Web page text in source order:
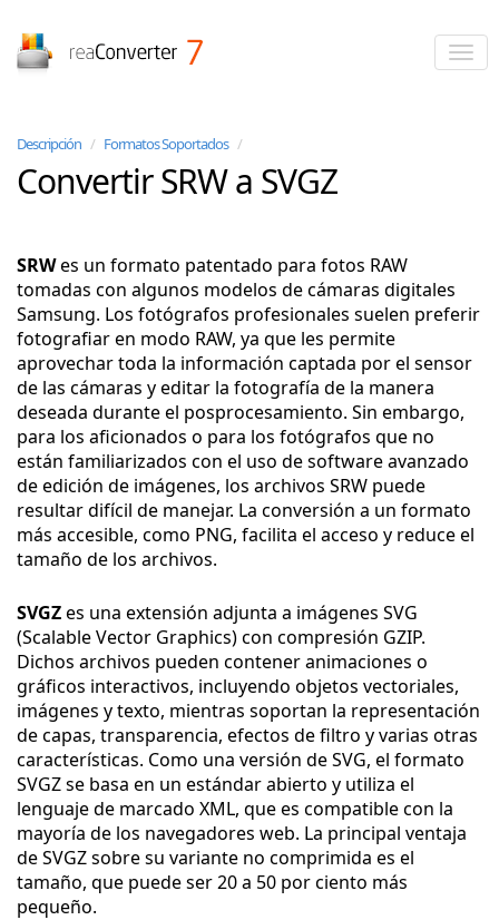
Descripción / Formatos Soportados /
Convertir SRW a SVGZ
SRWes un formato patentado para fotos RAW
tomadas con algunos modelos de cámaras digitales
Samsung. Los fotógrafos profesionales suelen preferir
fotografiar en modo RAW, ya que les permite
aprovechar toda la información captada por el sensor
de las cámaras y editar la fotografía de la manera
deseada durante el posprocesamiento. Sin embargo,
para los aficionados o para los fotógrafos que no
están familiarizados con el uso de software avanzado
de edición de imágenes, los archivos SRW puede
resultar difícil de manejar. La conversión a un formato
más accesible, como PNG, facilita el acceso y reduce el
tamaño de los archivos.
SVGZes una extensión adjunta a imágenes SVG
(Scalable Vector Graphics) con compresión GZIP.
Dichos archivos pueden contener animaciones o
gráficos interactivos, incluyendo objetos vectoriales,
imágenes y texto, mientras soportan la representación
de capas, transparencia, efectos de filtro y varias otras
características. Como una versión de SVG, el formato
SVGZ se basa en un estándar abierto y utiliza el
lenguaje de marcado XML, que es compatible con la
mayoría de los navegadores web. La principal ventaja
de SVGZ sobre su variante no comprimida es el
tamaño, que puede ser 20 a 50 por ciento más
pequeño.